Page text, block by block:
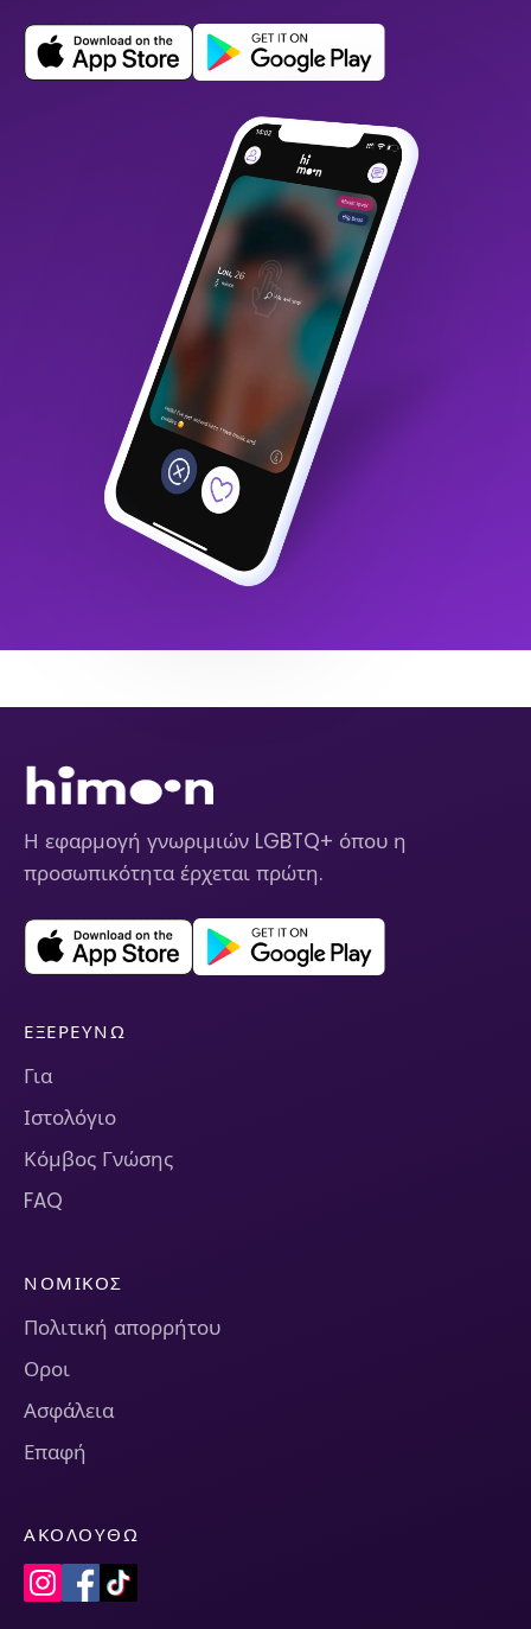
Η εφαρμογή γνωριμιών LGBTQ+ όπου η
προσωπικότητα έρχεται πρώτη.
ΕΞΕΡΕΥΝΏ
Για
Ιστολόγιο
Κόμβος Γνώσης
FAQ
ΝΟΜΙΚΌΣ
Πολιτική απορρήτου
Οροι
Ασφάλεια
Επαφή
ΑΚΟΛΟΥΘΏ